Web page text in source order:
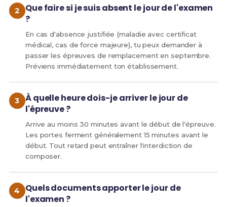
Que faire si je suis absent le jour de l'examen
?
En cas d'absence justifiée (maladie avec certificat
médical, cas de force majeure), tu peux demander à
passer les épreuves de remplacement en septembre.
Préviens immédiatement ton établissement.
À quelle heure dois-je arriver le jour de
l'épreuve ?
Arrive au moins 30 minutes avant le début de l'épreuve.
Les portes ferment généralement 15 minutes avant le
début. Tout retard peut entraîner l'interdiction de
composer.
Quels documents apporter le jour de
l'examen ?